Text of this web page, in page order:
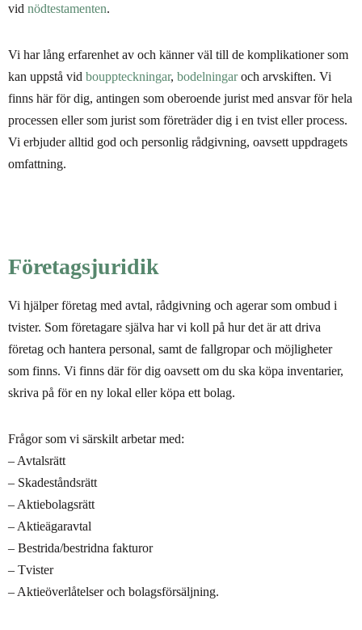
vid nödtestamenten.
Vi har lång erfarenhet av och känner väl till de komplikationer som
kan uppstå vid bouppteckningar, bodelningaroch arvskiften. Vi
finns här för dig, antingen som oberoende jurist med ansvar för hela
processen eller som jurist som företräder dig i en tvist eller process.
Vi erbjuder alltid god och personlig rådgivning, oavsett uppdragets
omfattning.
Företagsjuridik
Vi hjälper företag med avtal, rådgivning och agerar som ombud i
tvister. Som företagare själva har vi koll på hur det är att driva
företag och hantera personal, samt de fallgropar och möjligheter
som finns. Vi finns där för dig oavsett om du ska köpa inventarier,
skriva på för en ny lokal eller köpa ett bolag.
Frågor som vi särskilt arbetar med:
– Avtalsrätt
– Skadeståndsrätt
– Aktiebolagsrätt
– Aktieägaravtal
– Bestrida/bestridna fakturor
– Tvister
– Aktieöverlåtelser och bolagsförsäljning.